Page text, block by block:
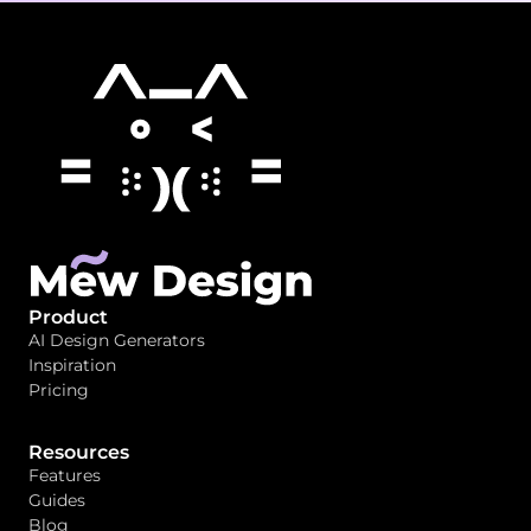
Product
AI Design Generators
Inspiration
Pricing
Resources
Features
Guides
Blog